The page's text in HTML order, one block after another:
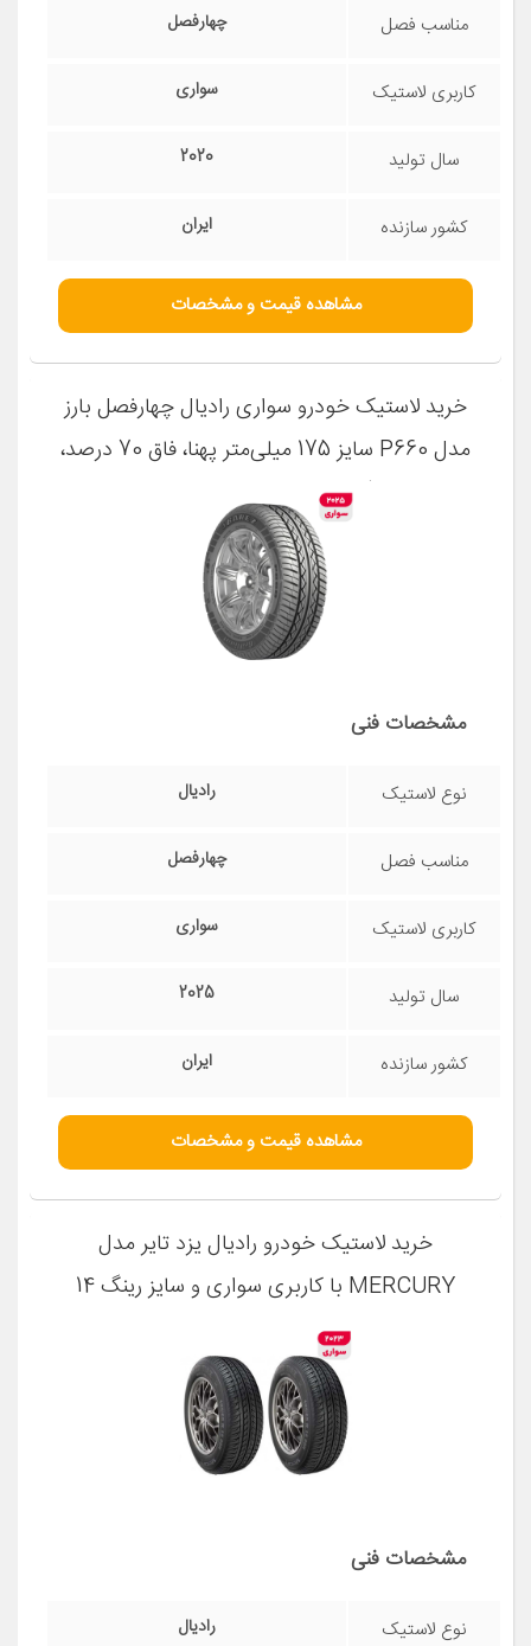
مناسب فصل
کاربری لاستیک
سال تولید
کشور سازنده
چهارفصل
سواری
2020
ایران
مشاهده قیمت و مشخصات
خرید لاستیک خودرو سواری رادیال چهارفصل بارز
مدل P660 سایز 175 میلی‌متر پهنا، فاق 70 درصد،
رینگ 13 اینچ، تولید 2025 ایران
مشخصات فنی
نوع لاستیک
مناسب فصل
کاربری لاستیک
سال تولید
کشور سازنده
رادیال
چهارفصل
سواری
2025
ایران
مشاهده قیمت و مشخصات
خرید لاستیک خودرو رادیال یزد تایر مدل
MERCURY با کاربری سواری و سایز رینگ 14
(حداکثر سرعت 210 کیلومتر بر ساعت)، ساخت
ایران، دارای تایر تیوبلس، 2 حلقه
مشخصات فنی
نوع لاستیک رادیال